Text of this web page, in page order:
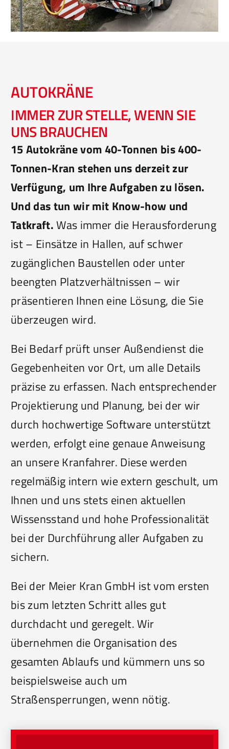
AUTOKRÄNE
IMMER ZUR STELLE, WENN SIE
UNS BRAUCHEN
15 Autokräne vom 40-Tonnen bis 400-
Tonnen-Kran stehen uns derzeit zur
Verfügung, um Ihre Aufgaben zu lösen.
Und das tun wir mit Know-how und
Tatkraft.Was immer die Herausforderung
ist – Einsätze in Hallen, auf schwer
zugänglichen Baustellen oder unter
beengten Platzverhältnissen – wir
präsentieren Ihnen eine Lösung, die Sie
überzeugen wird.
Bei Bedarf prüft unser Außendienst die
Gegebenheiten vor Ort, um alle Details
präzise zu erfassen. Nach entsprechender
Projektierung und Planung, bei der wir
durch hochwertige Software unterstützt
werden, erfolgt eine genaue Anweisung
an unsere Kranfahrer. Diese werden
regelmäßig intern wie extern geschult, um
Ihnen und uns stets einen aktuellen
Wissensstand und hohe Professionalität
bei der Durchführung aller Aufgaben zu
sichern.
Bei der Meier Kran GmbH ist vom ersten
bis zum letzten Schritt alles gut
durchdacht und geregelt. Wir
übernehmen die Organisation des
gesamten Ablaufs und kümmern uns so
beispielsweise auch um
Straßensperrungen, wenn nötig.